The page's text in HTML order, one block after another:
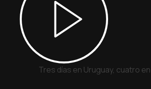
Tres días en Uruguay, cuatro